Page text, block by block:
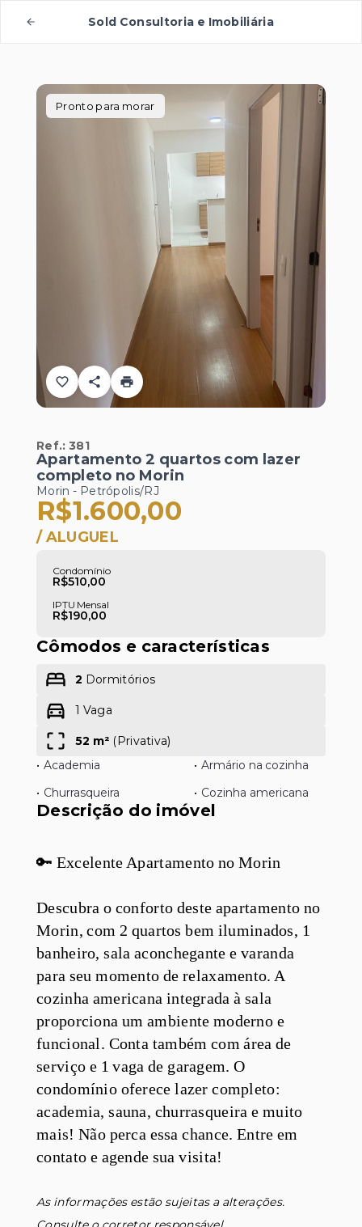
Sold Consultoria e Imobiliária
Pronto para morar
Ref.:381
Apartamento 2 quartos com lazer
completo no Morin
Morin - Petrópolis/RJ
R$1.600,00
/ALUGUEL
Condomínio
R$510,00
IPTU Mensal
R$190,00
Cômodos e características
2 Dormitórios
1 Vaga
52 m² (Privativa)
• Academia • Armário na cozinha
• Churrasqueira • Cozinha americana
Descrição do imóvel
🔑 Excelente Apartamento no Morin
Descubra o conforto deste apartamento no
Morin, com 2 quartos bem iluminados, 1
banheiro, sala aconchegante e varanda
para seu momento de relaxamento. A
cozinha americana integrada à sala
proporciona um ambiente moderno e
funcional. Conta também com área de
serviço e 1 vaga de garagem. O
condomínio oferece lazer completo:
academia, sauna, churrasqueira e muito
mais! Não perca essa chance. Entre em
contato e agende sua visita!
As informações estão sujeitas a alterações.